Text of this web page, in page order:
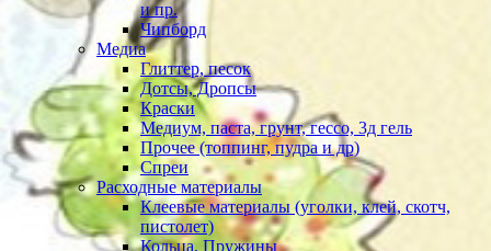
и пр.
Чипборд
Медиа
Глиттер, песок
Дотсы, Дропсы
Краски
Медиум, паста, грунт, гессо, 3д гель
Прочее (топпинг, пудра и др)
Спреи
Расходные материалы
Клеевые материалы (уголки, клей, скотч,
пистолет)
Кольца, Пружины